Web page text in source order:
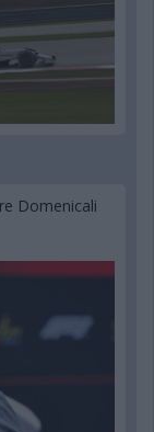
Domenicali